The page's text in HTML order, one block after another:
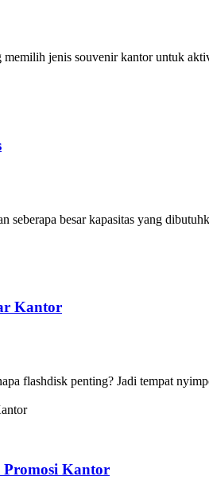
jenis souvenir kantor untuk
seberapa besar kapasitas yang
Kantor
flashdisk penting? Jadi tempat
Kantor